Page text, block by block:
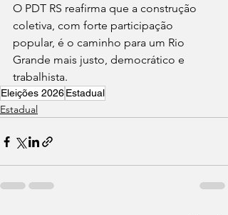
O PDT RS reafirma que a construção
coletiva, com forte participação
popular, é o caminho para um Rio
Grande mais justo, democrático e
trabalhista.
Eleições 2026Estadual
Estadual